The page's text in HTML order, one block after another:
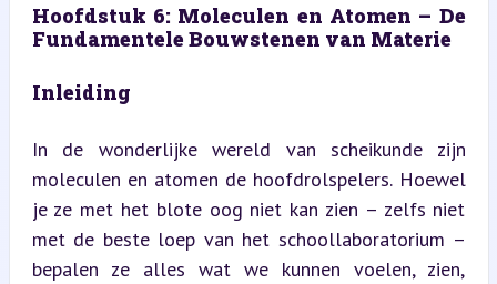
Hoofdstuk 6: Moleculen en Atomen – De
Fundamentele Bouwstenen van Materie
Inleiding
In de wonderlijke wereld van scheikunde zijn
moleculen en atomen de hoofdrolspelers. Hoewel
je ze met het blote oog niet kan zien – zelfs niet
met de beste loep van het schoollaboratorium –
bepalen ze alles wat we kunnen voelen, zien,